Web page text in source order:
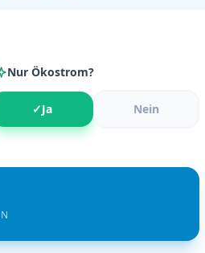
Nur Ökostrom?
✓Ja Nein